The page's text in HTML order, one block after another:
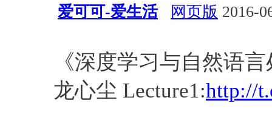
爱可可-爱生活 网页版 2016-
《深度学习与自然语
龙心尘 Lecture1:http://